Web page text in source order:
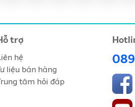
trợ
hệ
liệu bán hàng
tâm hỏi đáp